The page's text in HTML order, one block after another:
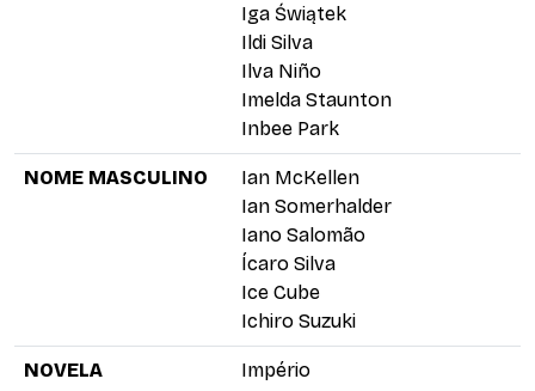
Iga Świątek
Ildi Silva
Ilva Niño
Imelda Staunton
Inbee Park
NOME MASCULINO
Ian McKellen
Ian Somerhalder
Iano Salomão
Ícaro Silva
Ice Cube
Ichiro Suzuki
NOVELA Império